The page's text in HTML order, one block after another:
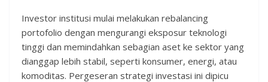
Investor institusi mulai melakukan rebalancing
portofolio dengan mengurangi eksposur teknologi
tinggi dan memindahkan sebagian aset ke sektor yang
dianggap lebih stabil, seperti konsumer, energi, atau
komoditas. Pergeseran strategi investasi ini dipicu